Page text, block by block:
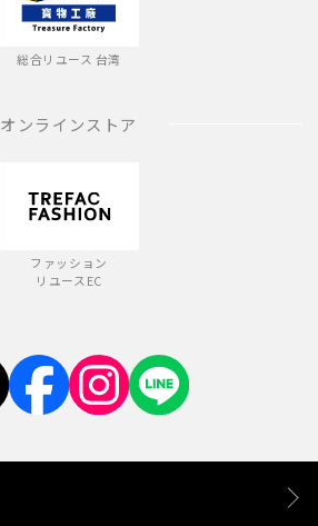
総合リユース 台湾
オンラインストア
ファッション
リユースEC